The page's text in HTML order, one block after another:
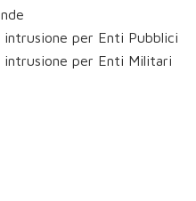
per Enti Pubblici
per Enti Militari